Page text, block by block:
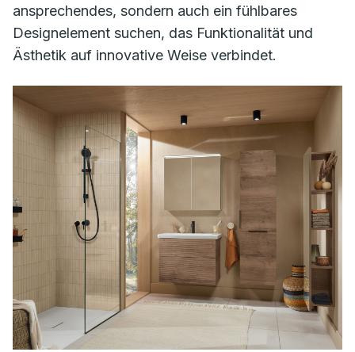
ansprechendes, sondern auch ein fühlbares
Designelement suchen, das Funktionalität und
Ästhetik auf innovative Weise verbindet.